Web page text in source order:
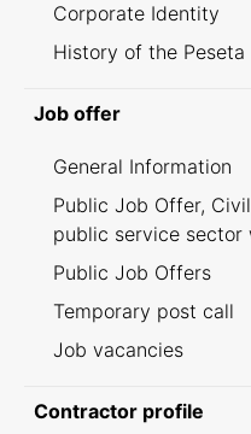
Corporate Identity
History of the Peseta
Job offer
General Information
Public Job Offer,
public service sector
Public Job Offers
Temporary post call
Job vacancies
Contractor profile